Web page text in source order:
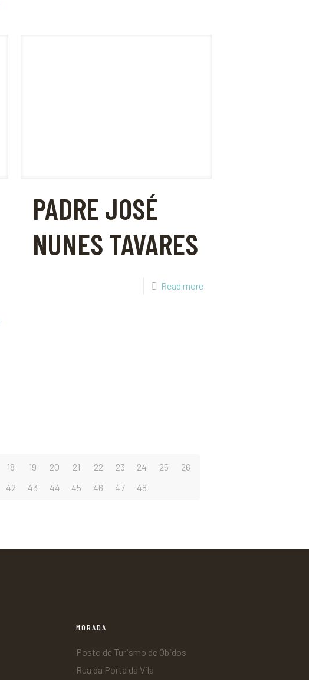
PADRE JOSÉ
NUNES TAVARES
Read more
18 19 20 21 22 23 24 25
26
42 43 44 45 46 47 48
MORADA
Posto de Turismo de Óbidos
Rua da Porta da Vila